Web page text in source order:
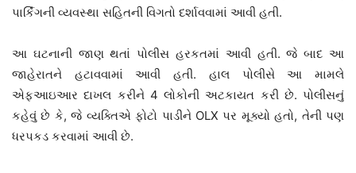
પાર્કિંગની વ્યવસ્થા સહિતની વિગતો દર્શાવવામાં આવી હતી.
આ ઘટનાની જાણ થતાં પોલીસ હરકતમાં આવી હતી. જે બાદ આ
જાહેરાતને હટાવવામાં આવી હતી. હાલ પોલીસે આ મામલે
એફઆઇઆર દાખલ કરીને 4 લોકોની અટકાયત કરી છે. પોલીસનું
કહેવું છે કે, જે વ્યક્તિએ ફોટો પાડીને OLX પર મૂક્યો હતો, તેની પણ
ધરપકડ કરવામાં આવી છે.